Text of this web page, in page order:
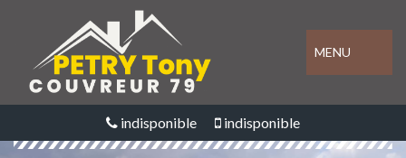
MENU
indisponible indisponible